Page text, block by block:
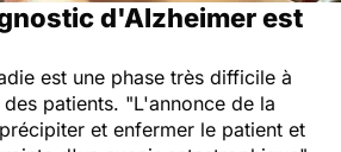
d'Alzheimer est
est une phase très difficile à
patients. "L'annonce de la
et enfermer le patient et